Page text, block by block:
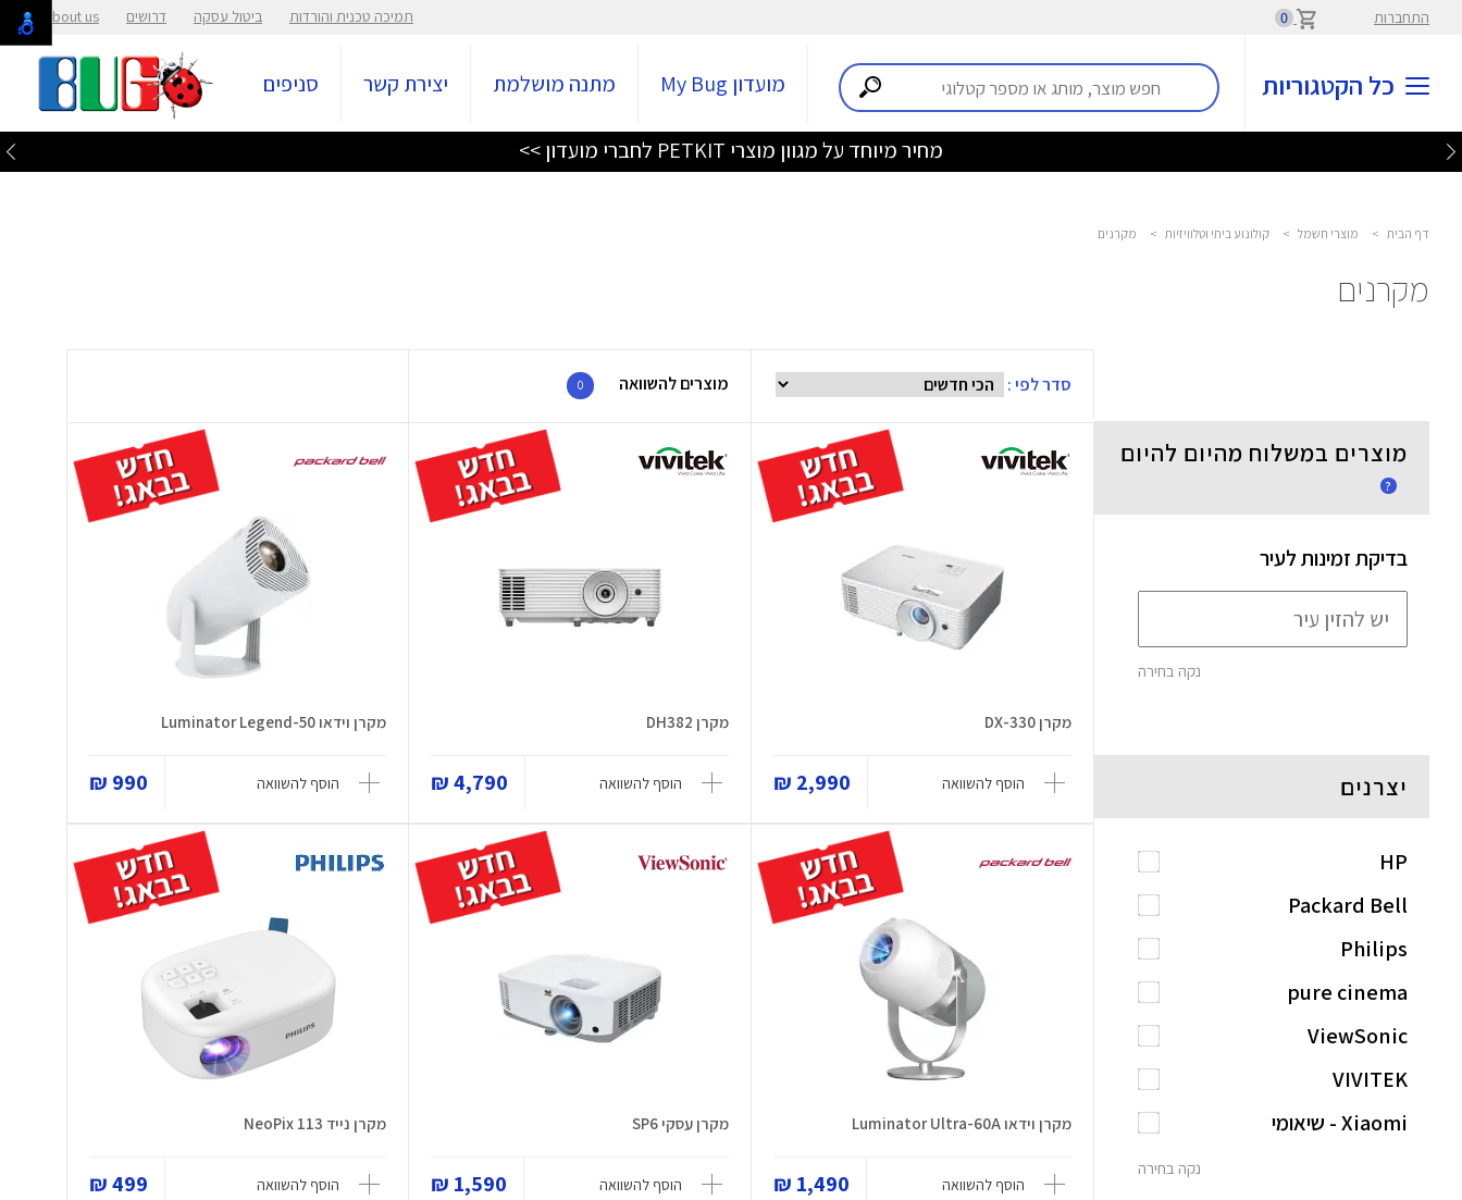
התחברות 0 תמיכה טכנית והורדות ביטול עסקה דרושים About us
כל הקטגוריות מועדון My Bug מתנה מושלמת יצירת קשר סניפים
מחיר מיוחד על מגוון מוצרי PETKIT לחברי מועדון >>
דף הבית > מוצרי חשמל > קולונוע ביתי וטלוויזיות > מקרנים
מקרנים
סדר לפי : מוצרים להשוואה 0
מקרן DX-330
הוסף להשוואה 2,990 ₪
מקרן DH382
הוסף להשוואה 4,790 ₪
מקרן וידאו Luminator Legend-50
הוסף להשוואה 990 ₪
מקרן וידאו Luminator Ultra-60A
הוסף להשוואה 1,490 ₪
מקרן עסקי SP6
הוסף להשוואה 1,590 ₪
מקרן נייד NeoPix 113
הוסף להשוואה 499 ₪
מוצרים במשלוח מהיום להיום
?
בדיקת זמינות לעיר
נקה בחירה
יצרנים
HP
Packard Bell
Philips
pure cinema
ViewSonic
VIVITEK
Xiaomi - שיאומי
נקה בחירה